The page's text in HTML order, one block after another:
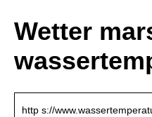
Wetter
http s://